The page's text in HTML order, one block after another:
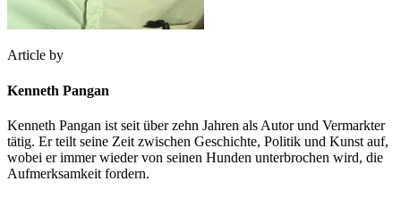
Article by
Kenneth Pangan
Kenneth Pangan ist seit über zehn Jahren als Autor und Vermarkter
tätig. Er teilt seine Zeit zwischen Geschichte, Politik und Kunst auf,
wobei er immer wieder von seinen Hunden unterbrochen wird, die
Aufmerksamkeit fordern.